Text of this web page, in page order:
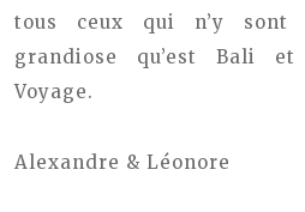
tous ceux qui n’y
grandiose qu’est Bali
Voyage.
Alexandre & Léonore